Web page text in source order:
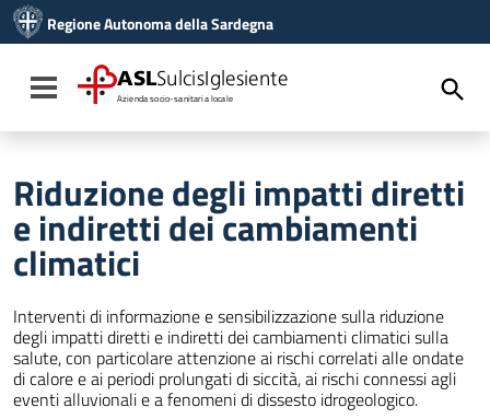
Vai al menu di navigazione
Vai al footer
Regione Autonoma della Sardegna
Toggle navigation
ASLSulcisIglesiente
Azienda socio-sanitaria locale
Riduzione degli impatti diretti
e indiretti dei cambiamenti
climatici
Interventi di informazione e sensibilizzazione sulla riduzione
degli impatti diretti e indiretti dei cambiamenti climatici sulla
salute, con particolare attenzione ai rischi correlati alle ondate
di calore e ai periodi prolungati di siccità, ai rischi connessi agli
eventi alluvionali e a fenomeni di dissesto idrogeologico.